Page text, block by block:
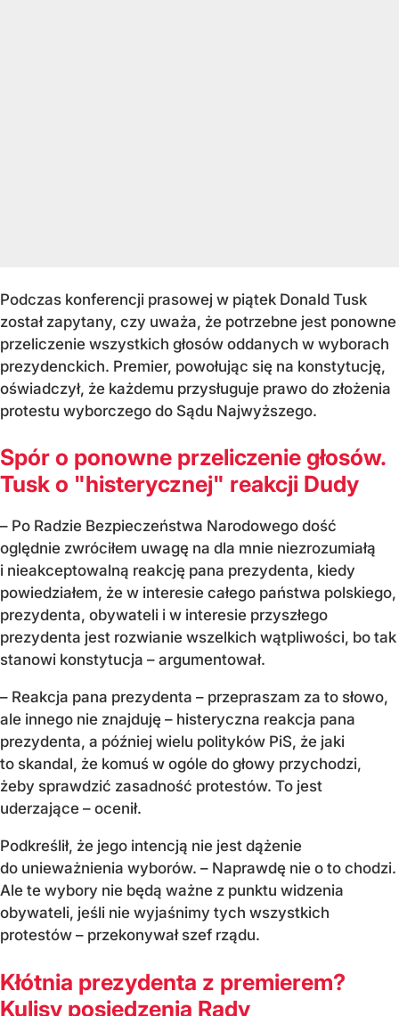
Podczas konferencji prasowej w piątek Donald Tusk
został zapytany, czy uważa, że potrzebne jest ponowne
przeliczenie wszystkich głosów oddanych w wyborach
prezydenckich. Premier, powołując się na konstytucję,
oświadczył, że każdemu przysługuje prawo do złożenia
protestu wyborczego do Sądu Najwyższego.
Spór o ponowne przeliczenie głosów.
Tusk o "histerycznej" reakcji Dudy
– Po Radzie Bezpieczeństwa Narodowego dość
oględnie zwróciłem uwagę na dla mnie niezrozumiałą
i nieakceptowalną reakcję pana prezydenta, kiedy
powiedziałem, że w interesie całego państwa polskiego,
prezydenta, obywateli i w interesie przyszłego
prezydenta jest rozwianie wszelkich wątpliwości, bo tak
stanowi konstytucja – argumentował.
– Reakcja pana prezydenta – przepraszam za to słowo,
ale innego nie znajduję – histeryczna reakcja pana
prezydenta, a później wielu polityków PiS, że jaki
to skandal, że komuś w ogóle do głowy przychodzi,
żeby sprawdzić zasadność protestów. To jest
uderzające – ocenił.
Podkreślił, że jego intencją nie jest dążenie
do unieważnienia wyborów. – Naprawdę nie o to chodzi.
Ale te wybory nie będą ważne z punktu widzenia
obywateli, jeśli nie wyjaśnimy tych wszystkich
protestów – przekonywał szef rządu.
Kłótnia prezydenta z premierem?
Kulisy posiedzenia Rady